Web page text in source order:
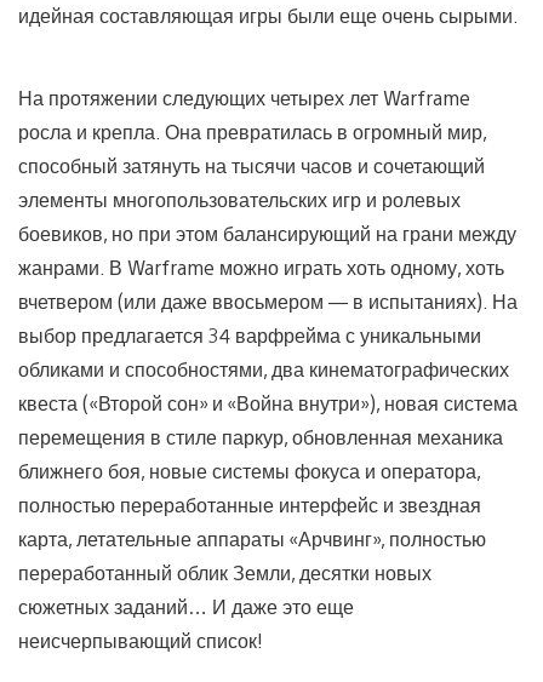
идейная составляющая игры были еще очень сырыми.
На протяжении следующих четырех лет Warframe
росла и крепла. Она превратилась в огромный мир,
способный затянуть на тысячи часов и сочетающий
элементы многопользовательских игр и ролевых
боевиков, но при этом балансирующий на грани между
жанрами. В Warframe можно играть хоть одному, хоть
вчетвером (или даже ввосьмером — в испытаниях). На
выбор предлагается 34 варфрейма с уникальными
обликами и способностями, два кинематографических
квеста («Второй сон» и «Война внутри»), новая система
перемещения в стиле паркур, обновленная механика
ближнего боя, новые системы фокуса и оператора,
полностью переработанные интерфейс и звездная
карта, летательные аппараты «Арчвинг», полностью
переработанный облик Земли, десятки новых
сюжетных заданий… И даже это еще
неисчерпывающий список!